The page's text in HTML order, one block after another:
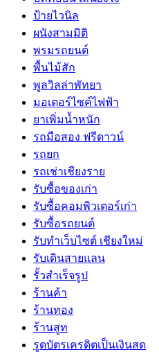
ป้ายไวนิล
ผนังสามมิติ
พรมรถยนต์
พื้นไม้สัก
พูลวิลล่าพัทยา
มอเตอร์ไซค์ไฟฟ้า
ยาเพิ่มน้ำหนัก
รถมือสอง ฟรีดาวน์
รถยก
รถเช่าเชียงราย
รับซื้อของเก่า
รับซื้อคอมพิวเตอร์เก่า
รับซื้อรถยนต์
รับทำเว็บไซต์ เชียงใหม่
รับเดินสายแลน
รั้วสำเร็จรูป
ร้านค้า
ร้านทอง
ร้านสูท
รูดบัตรเครดิตเป็นเงินสด